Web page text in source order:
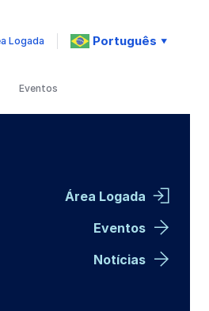
Logada Português ▼
Eventos
Área Logada
Eventos
Notícias